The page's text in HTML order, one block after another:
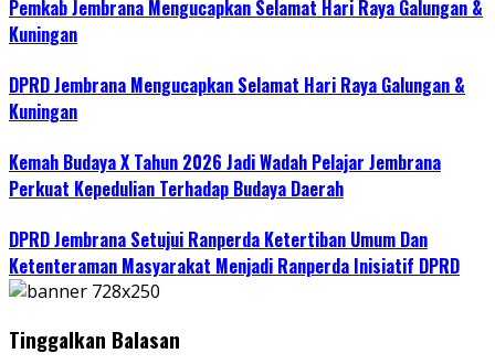
Pemkab Jembrana Mengucapkan Selamat Hari Raya Galungan &
Kuningan
DPRD Jembrana Mengucapkan Selamat Hari Raya Galungan &
Kuningan
Kemah Budaya X Tahun 2026 Jadi Wadah Pelajar Jembrana
Perkuat Kepedulian Terhadap Budaya Daerah
DPRD Jembrana Setujui Ranperda Ketertiban Umum Dan
Ketenteraman Masyarakat Menjadi Ranperda Inisiatif DPRD
Tinggalkan Balasan